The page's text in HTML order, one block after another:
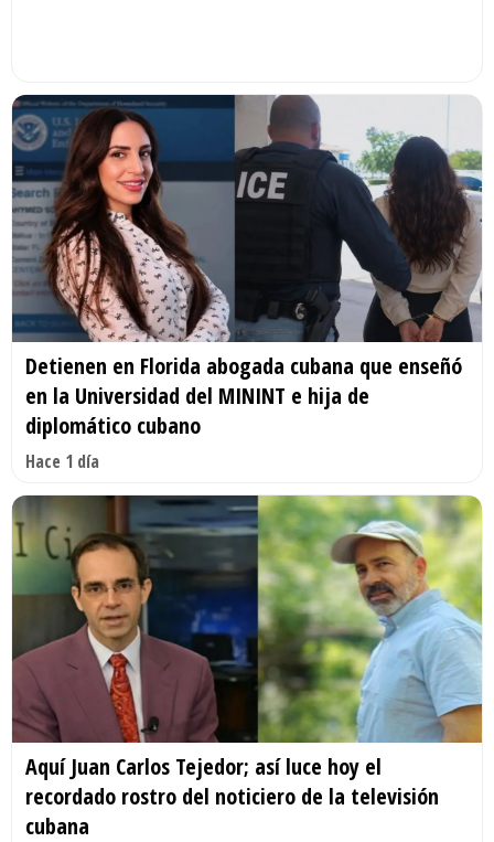
Detienen en Florida abogada cubana que enseñó
en la Universidad del MININT e hija de
diplomático cubano
Hace 1 día
Aquí Juan Carlos Tejedor; así luce hoy el
recordado rostro del noticiero de la televisión
cubana